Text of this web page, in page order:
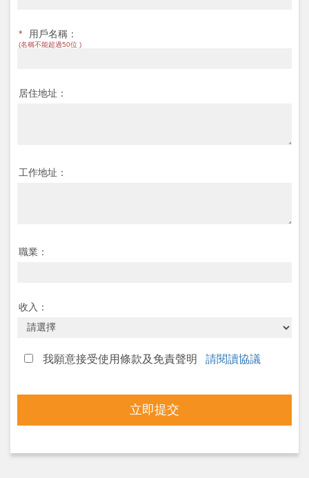
* 用戶名稱：
(名稱不能超過50位 )
居住地址：
工作地址：
職業：
收入：
我願意接受使用條款及免責聲明 請閱讀協議